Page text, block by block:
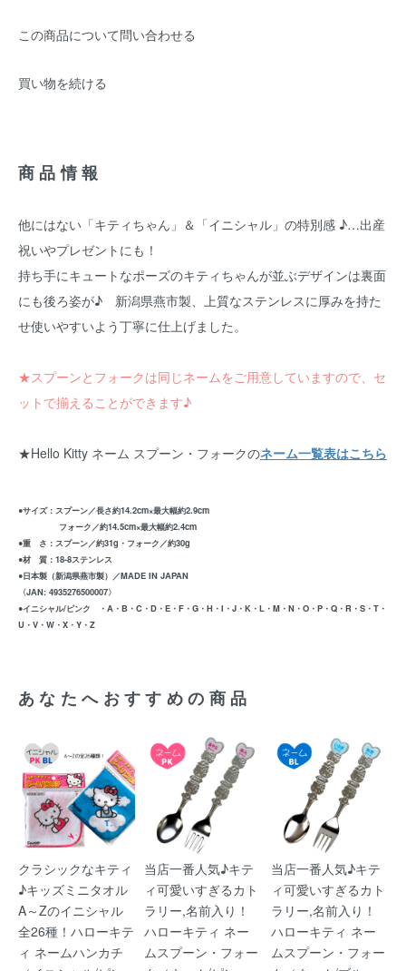
この商品について問い合わせる
買い物を続ける
商品情報
他にはない「キティちゃん」＆「イニシャル」の特別感 ♪…出産
祝いやプレゼントにも！
持ち手にキュートなポーズのキティちゃんが並ぶデザインは裏面
にも後ろ姿が♪ 新潟県燕市製、上質なステンレスに厚みを持た
せ使いやすいよう丁寧に仕上げました。
★スプーンとフォークは同じネームをご用意していますので、セ
ットで揃えることができます♪
★Hello Kitty ネーム スプーン・フォークのネーム一覧表はこちら
●サイズ：スプーン／長さ約14.2cm×最大幅約2.9cm
フォーク／約14.5cm×最大幅約2.4cm
●重 さ：スプーン／約31g・フォーク／約30g
●材 質：18-8ステンレス
●日本製（新潟県燕市製）／MADE IN JAPAN
〈JAN: 4935276500007〉
●イニシャル/ピンク ・A・B・C・D・E・F・G・H・I・J・K・L・M・N・O・P・Q・R・S・T・
U・V・W・X・Y・Z
あなたへおすすめの商品
クラシックなキティ
♪キッズミニタオル
A～Zのイニシャル
全26種！ハローキテ
ィ ネームハンカチ
当店一番人気♪キテ
ィ可愛いすぎるカト
ラリー,名前入り！
ハローキティ ネー
ムスプーン・フォー
当店一番人気♪キテ
ィ可愛いすぎるカト
ラリー,名前入り！
ハローキティ ネー
ムスプーン・フォー